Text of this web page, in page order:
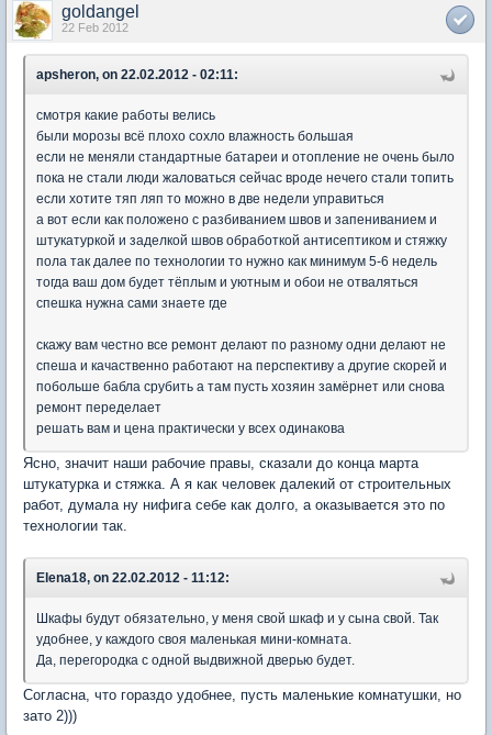
goldangel
22 Feb 2012
apsheron, on 22.02.2012 - 02:11:
смотря какие работы велись
были морозы всё плохо сохло влажность большая
если не меняли стандартные батареи и отопление не очень было
пока не стали люди жаловаться сейчас вроде нечего стали топить
если хотите тяп ляп то можно в две недели управиться
а вот если как положено с разбиванием швов и запениванием и
штукатуркой и заделкой швов обработкой антисептиком и стяжку
пола так далее по технологии то нужно как минимум 5-6 недель
тогда ваш дом будет тёплым и уютным и обои не отваляться
спешка нужна сами знаете где
скажу вам честно все ремонт делают по разному одни делают не
спеша и качаственно работают на перспективу а другие скорей и
побольше бабла срубить а там пусть хозяин замёрнет или снова
ремонт переделает
решать вам и цена практически у всех одинакова
Ясно, значит наши рабочие правы, сказали до конца марта
штукатурка и стяжка. А я как человек далекий от строительных
работ, думала ну нифига себе как долго, а оказывается это по
технологии так.
Elena18, on 22.02.2012 - 11:12:
Шкафы будут обязательно, у меня свой шкаф и у сына свой. Так
удобнее, у каждого своя маленькая мини-комната.
Да, перегородка с одной выдвижной дверью будет.
Согласна, что гораздо удобнее, пусть маленькие комнатушки, но
зато 2)))